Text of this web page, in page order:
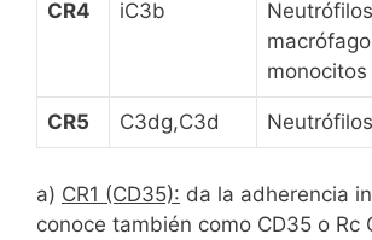
CR4 iC3b
monocitos
CR5 C3dg,C3d
a) CR1 (CD35): da la adherencia
conoce también como CD35 o Rc